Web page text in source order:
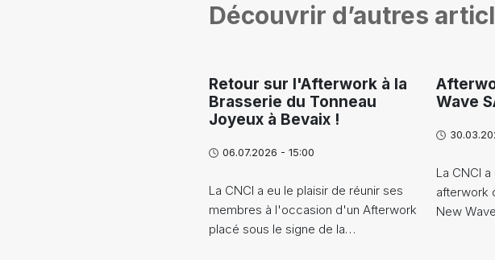
Découvrir d’autres
Retour sur l'Afterwork à la
Brasserie du Tonneau
Joyeux à Bevaix !
06.07.2026 - 15:00
La CNCI a eu le plaisir de réunir ses
membres à l'occasion d'un Afterwork
placé sous le signe de la…
Wave
La CNCI
afterwork
New